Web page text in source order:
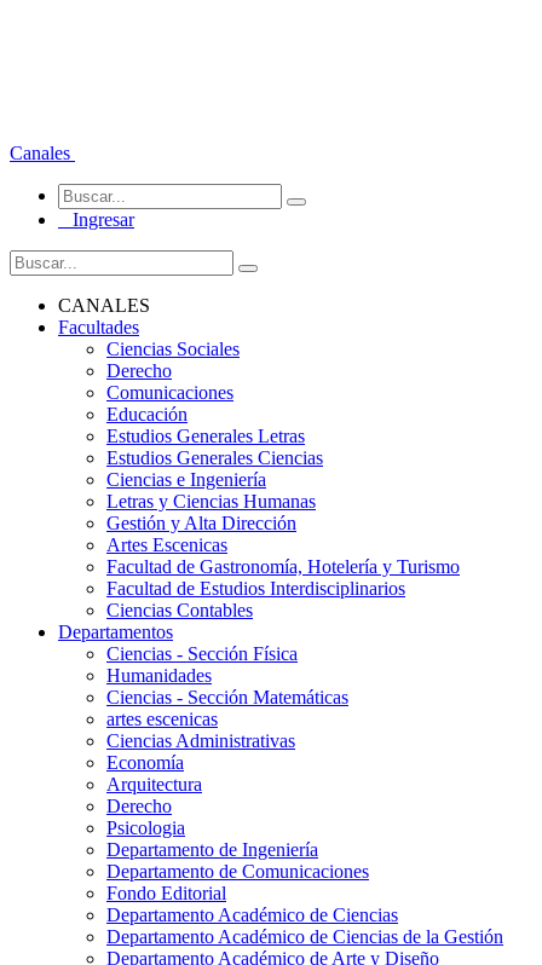
Canales
Ingresar
CANALES
Facultades
Ciencias Sociales
Derecho
Comunicaciones
Educación
Estudios Generales Letras
Estudios Generales Ciencias
Ciencias e Ingeniería
Letras y Ciencias Humanas
Gestión y Alta Dirección
Artes Escenicas
Facultad de Gastronomía, Hotelería y Turismo
Facultad de Estudios Interdisciplinarios
Ciencias Contables
Departamentos
Ciencias - Sección Física
Humanidades
Ciencias - Sección Matemáticas
artes escenicas
Ciencias Administrativas
Economía
Arquitectura
Derecho
Psicologia
Departamento de Ingeniería
Departamento de Comunicaciones
Fondo Editorial
Departamento Académico de Ciencias
Departamento Académico de Ciencias de la Gestión
Departamento Académico de Arte y Diseño